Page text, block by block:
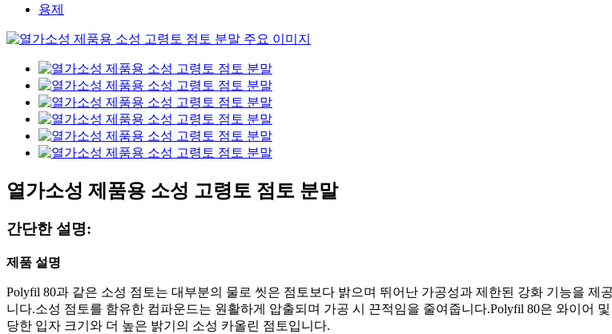
용제
열가소성 제품용 소성 고령토 점토 분말
간단한 설명:
제품 설명
Polyfil 80과 같은 소성 점토는 대부분의 물로 씻은 점토보다 밝으며 뛰어난 가공성과 제한된 강화 기능을
니다.소성 점토를 함유한 컴파운드는 원활하게 압출되며 가공 시 끈적임을 줄여줍니다.Polyfil 80은 와이어
당한 입자 크기와 더 높은 밝기의 소성 카올린 점토입니다.